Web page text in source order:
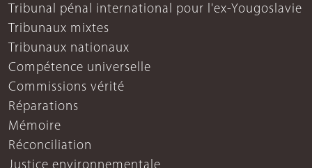
Tribunal pénal international pour l'ex-Yougoslavie
Tribunaux mixtes
Tribunaux nationaux
Compétence universelle
Commissions vérité
Réparations
Mémoire
Réconciliation